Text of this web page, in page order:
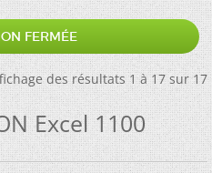
FERMÉE
des résultats 1 à 17 sur 17
Excel 1100